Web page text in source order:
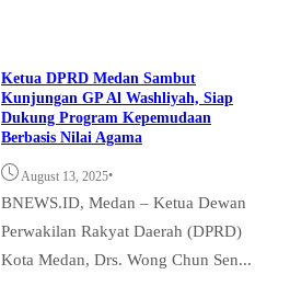
Ketua DPRD Medan Sambut
Kunjungan GP Al Washliyah, Siap
Dukung Program Kepemudaan
Berbasis Nilai Agama
August 13, 2025•
BNEWS.ID, Medan – Ketua Dewan
Perwakilan Rakyat Daerah (DPRD)
Kota Medan, Drs. Wong Chun Sen...